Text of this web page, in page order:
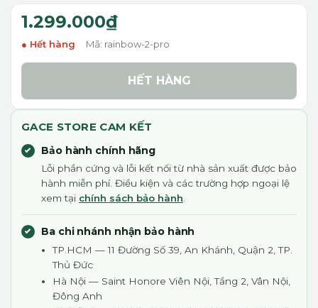
1.299.000₫
Hết hàng Mã: rainbow-2-pro
HẾT HÀNG
GACE STORE CAM KẾT
Bảo hành chính hãng
Lỗi phần cứng và lỗi kết nối từ nhà sản xuất được bảo
hành miễn phí. Điều kiện và các trường hợp ngoại lệ
xem tại chính sách bảo hành
Ba chi nhánh nhận bảo hành
TP.HCM — 11 Đường Số 39, An Khánh, Quận 2, TP.
Thủ Đức
Hà Nội — Saint Honore Viên Nội, Tầng 2, Vân Nội,
Đông Anh